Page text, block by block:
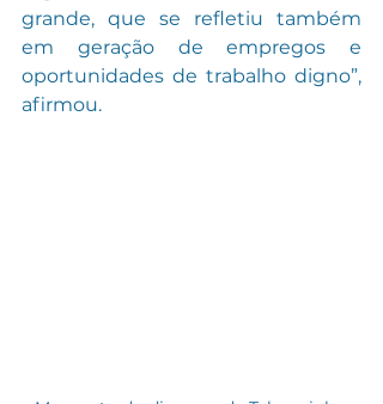
grande, que se refletiu também
em geração de empregos e
oportunidades de trabalho digno”,
afirmou.